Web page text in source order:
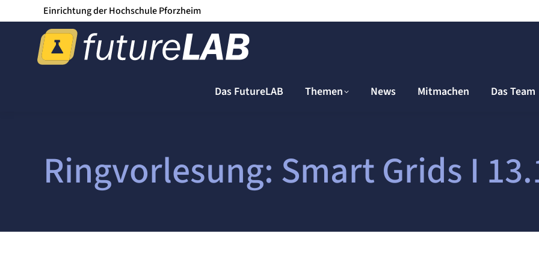
Einrichtung der Hochschule Pforzheim
Das FutureLAB Themen News Mitmachen Das Team
Ringvorlesung: Smart Grids I